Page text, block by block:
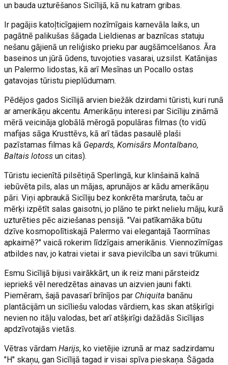
un bauda uzturēšanos Sicīlijā, kā nu katram gribas.
Ir pagājis katoļticīgajiem nozīmīgais karnevāla laiks, un
pagātnē palikušas šāgada Lieldienas ar baznīcas statuju
nešanu gājienā un reliģisko prieku par augšāmcelšanos. Āra
baseinos un jūrā ūdens, tuvojoties vasarai, uzsilst. Katānijas
un Palermo lidostas, kā arī Mesīnas un Pocallo ostas
gatavojas tūristu pieplūdumam.
Pēdējos gados Sicīlijā arvien biežāk dzirdami tūristi, kuri runā
ar amerikāņu akcentu. Amerikāņu interesi par Sicīliju zināmā
mērā veicināja globālā mērogā populāras filmas (to vidū
mafijas sāga Krusttēvs, kā arī tādas pasaulē plaši
pazīstamas filmas kā Gepards, Komisārs Montalbano,
Baltais lotoss un citas).
Tūristu iecienītā pilsētiņā Sperlingā, kur klinšainā kalnā
iebūvēta pils, alas un mājas, aprunājos ar kādu amerikāņu
pāri. Viņi apbraukā Sicīliju bez konkrēta maršruta, taču ar
mērķi izpētīt salas gaisotni, jo plāno te pirkt nelielu māju, kurā
uzturēties pēc aiziešanas pensijā. "Vai patīkamāka būtu
dzīve kosmopolītiskajā Palermo vai elegantajā Taormīnas
apkaimē?" vaicā rokerim līdzīgais amerikānis. Viennozīmīgas
atbildes nav, jo katrai vietai ir sava pievilcība un savi trūkumi.
Esmu Sicīlijā bijusi vairākkārt, un ik reiz mani pārsteidz
iepriekš vēl neredzētas ainavas un aizvien jauni fakti.
Piemēram, šajā pavasarī brīnījos par Chiquitabanānu
plantācijām un sicīliešu valodas vārdiem, kas skan atšķirīgi
nevien no itāļu valodas, bet arī atšķirīgi dažādās Sicīlijas
apdzīvotajās vietās.
Vētras vārdamHarijs, ko vietējie izrunā ar maz sadzirdamu
"H" skaņu, gan Sicīlijā tagad ir visai spīva pieskaņa. Šāgada